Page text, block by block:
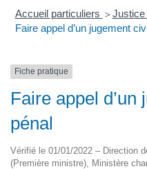
Accueil particuliers > Justice
Faire appel d’un jugement
Fiche pratique
Faire appel d’un
pénal
Vérifié le 01/01/2022 – Direction
(Première ministre), Ministère